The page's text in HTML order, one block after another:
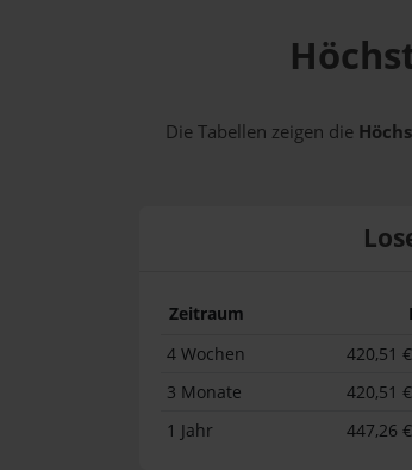
Die Tabellen zeigen die
Zeitraum
4 Wochen
420,51 €
3 Monate 420,51 €
1 Jahr 447,26 €